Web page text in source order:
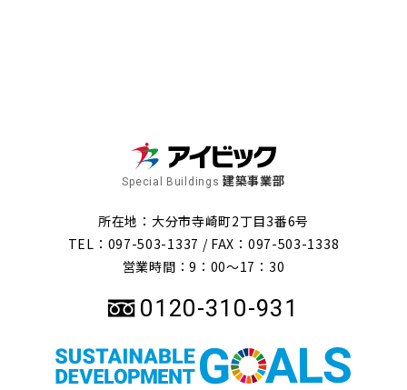
Special Buildings 建築事業部
所在地：大分市寺崎町2丁目3番6号
TEL：097-503-1337 / FAX：097-503-1338
営業時間：9：00～17：30
0120-310-931